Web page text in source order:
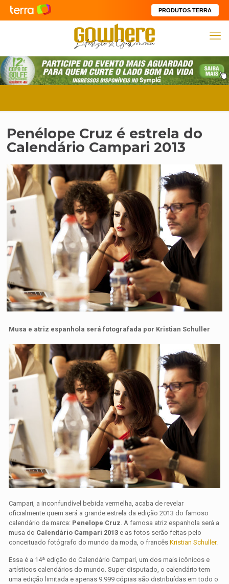
PRODUTOS TERRA
Penélope Cruz é estrela do
Calendário Campari 2013
Musa e atriz espanhola será fotografada por Kristian Schuller
Campari, a inconfundível bebida vermelha, acaba de revelar
oficialmente quem será a grande estrela da edição 2013 do famoso
calendário da marca: Penelope Cruz. A famosa atriz espanhola será a
musa do Calendário Campari 2013 e as fotos serão feitas pelo
conceituado fotógrafo do mundo da moda, o francêsKristian Schuller.
Essa é a 14ª edição do Calendário Campari, um dos mais icônicos e
artísticos calendários do mundo. Super disputado, o calendário tem
uma edição limitada e apenas 9.999 cópias são distribuídas em todo o